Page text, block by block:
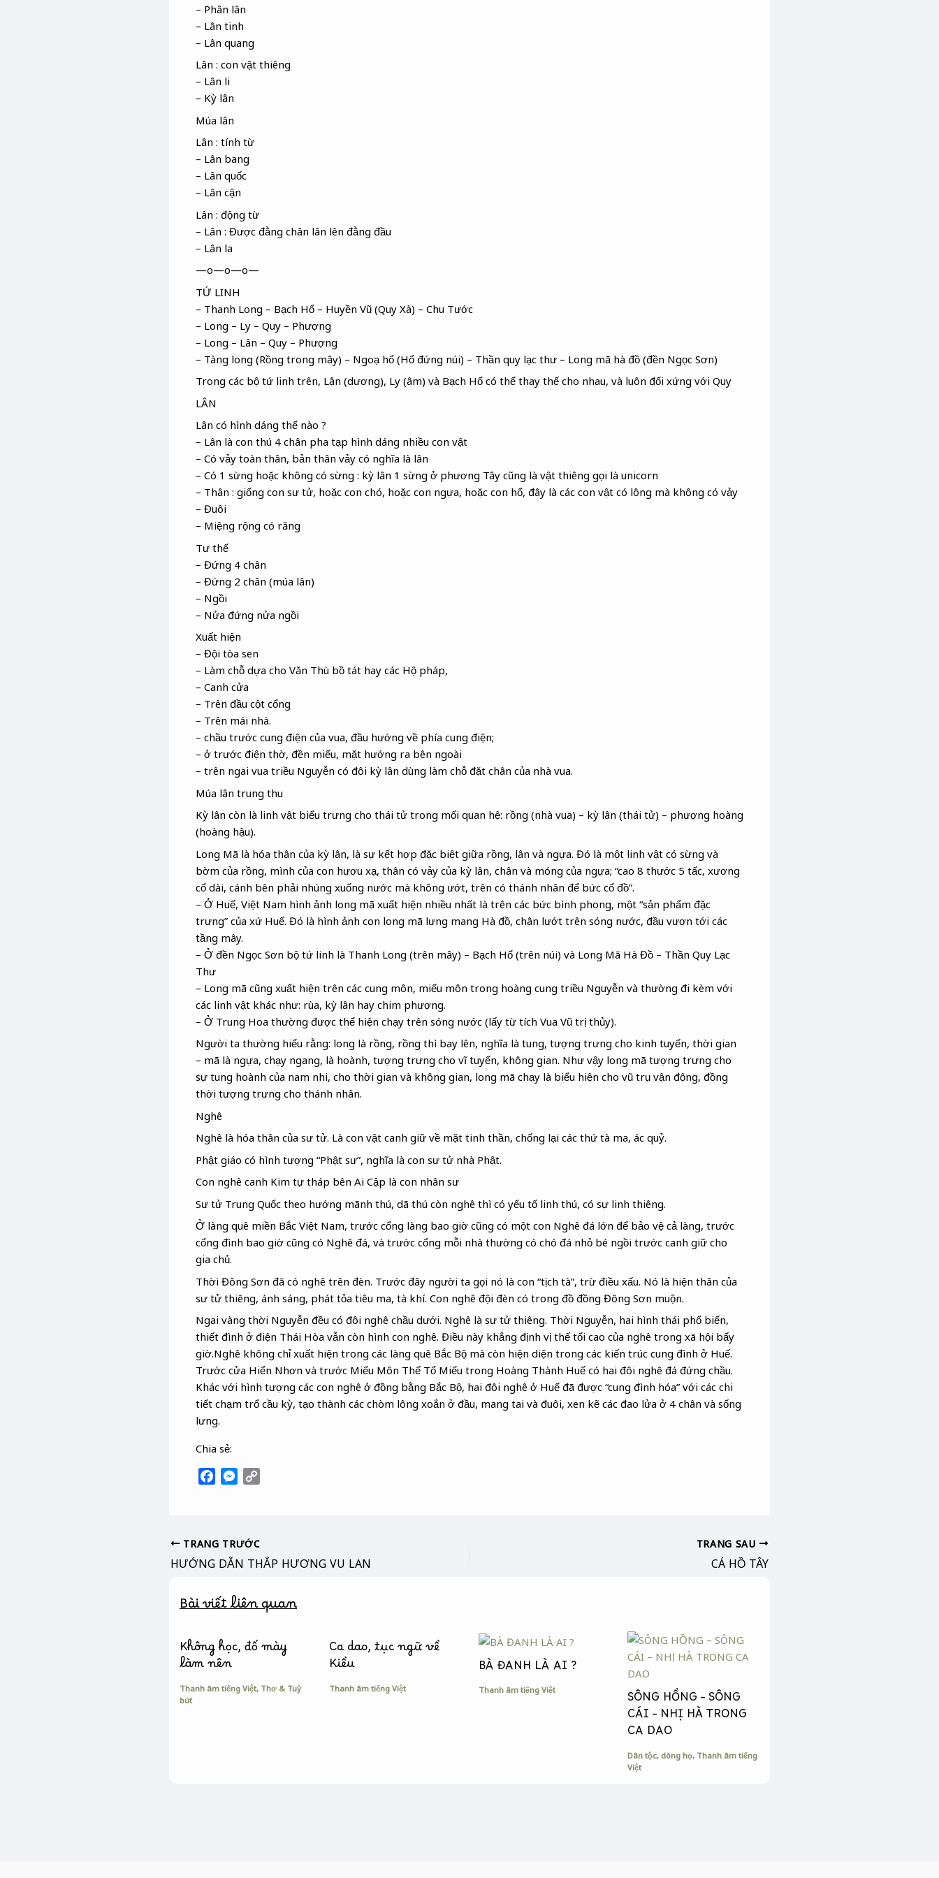
– Phân lân
– Lân tinh
– Lân quang
Lân : con vật thiêng
– Lân li
– Kỳ lân
Múa lân
Lân : tính từ
– Lân bang
– Lân quốc
– Lân cận
Lân : động từ
– Lân : Được đằng chân lân lên đằng đầu
– Lân la
—o—o—o—
TỨ LINH
– Thanh Long – Bạch Hổ – Huyền Vũ (Quy Xà) – Chu Tước
– Long – Ly – Quy – Phượng
– Long – Lân – Quy – Phượng
– Tàng long (Rồng trong mây) – Ngoạ hổ (Hổ đứng núi) – Thần quy lạc thư – Long mã hà đồ (đền Ngọc Sơn)
Trong các bộ tứ linh trên, Lân (dương), Ly (âm) và Bạch Hổ có thể thay thế cho nhau, và luôn đối xứng với Quy
LÂN
Lân có hình dáng thế nào ?
– Lân là con thú 4 chân pha tạp hình dáng nhiều con vật
– Có vảy toàn thân, bản thân vảy có nghĩa là lân
– Có 1 sừng hoặc không có sừng : kỳ lân 1 sừng ở phương Tây cũng là vật thiêng gọi là unicorn
– Thân : giống con sư tử, hoặc con chó, hoặc con ngựa, hoặc con hổ, đây là các con vật có lông mà không có vảy
– Đuôi
– Miệng rộng có răng
Tư thế
– Đứng 4 chân
– Đứng 2 chân (múa lân)
– Ngồi
– Nửa đứng nửa ngồi
Xuất hiện
– Đội tòa sen
– Làm chỗ dựa cho Văn Thù bồ tát hay các Hộ pháp,
– Canh cửa
– Trên đầu cột cổng
– Trên mái nhà.
– chầu trước cung điện của vua, đầu hướng về phía cung điện;
– ở trước điện thờ, đền miếu, mặt hướng ra bên ngoài
– trên ngai vua triều Nguyễn có đôi kỳ lân dùng làm chỗ đặt chân của nhà vua.
Múa lân trung thu
Kỳ lân còn là linh vật biểu trưng cho thái tử trong mối quan hệ: rồng (nhà vua) – kỳ lân (thái tử) – phượng hoàng
(hoàng hậu).
Long Mã là hóa thân của kỳ lân, là sự kết hợp đặc biệt giữa rồng, lân và ngựa. Đó là một linh vật có sừng và
bờm của rồng, mình của con hươu xạ, thân có vảy của kỳ lân, chân và móng của ngựa; “cao 8 thước 5 tấc, xương
cổ dài, cánh bên phải nhúng xuống nước mà không ướt, trên có thánh nhân để bức cổ đồ”.
– Ở Huế, Việt Nam hình ảnh long mã xuất hiện nhiều nhất là trên các bức bình phong, một “sản phẩm đặc
trưng” của xứ Huế. Đó là hình ảnh con long mã lưng mang Hà đồ, chân lướt trên sóng nước, đầu vươn tới các
tầng mây.
– Ở đền Ngọc Sơn bộ tứ linh là Thanh Long (trên mây) – Bạch Hổ (trên núi) và Long Mã Hà Đồ – Thần Quy Lạc
Thư
– Long mã cũng xuất hiện trên các cung môn, miếu môn trong hoàng cung triều Nguyễn và thường đi kèm với
các linh vật khác như: rùa, kỳ lân hay chim phượng.
– Ở Trung Hoa thường được thể hiện chạy trên sóng nước (lấy từ tích Vua Vũ trị thủy).
Người ta thường hiểu rằng: long là rồng, rồng thì bay lên, nghĩa là tung, tượng trưng cho kinh tuyến, thời gian
– mã là ngựa, chạy ngang, là hoành, tượng trưng cho vĩ tuyến, không gian. Như vậy long mã tượng trưng cho
sự tung hoành của nam nhi, cho thời gian và không gian, long mã chạy là biểu hiện cho vũ trụ vận động, đồng
thời tượng trưng cho thánh nhân.
Nghê
Nghê là hóa thân của sư tử. Là con vật canh giữ về mặt tinh thần, chống lại các thứ tà ma, ác quỷ.
Phật giáo có hình tượng “Phật sư”, nghĩa là con sư tử nhà Phật.
Con nghê canh Kim tự tháp bên Ai Cập là con nhân sư
Sư tử Trung Quốc theo hướng mãnh thú, dã thú còn nghê thì có yếu tố linh thú, có sự linh thiêng.
Ở làng quê miền Bắc Việt Nam, trước cổng làng bao giờ cũng có một con Nghê đá lớn để bảo vệ cả làng, trước
cổng đình bao giờ cũng có Nghê đá, và trước cổng mỗi nhà thường có chó đá nhỏ bé ngồi trước canh giữ cho
gia chủ.
Thời Đông Sơn đã có nghê trên đèn. Trước đây người ta gọi nó là con “tịch tà”, trừ điều xấu. Nó là hiện thân của
sư tử thiêng, ánh sáng, phát tỏa tiêu ma, tà khí. Con nghê đội đèn có trong đồ đồng Đông Sơn muộn.
Ngai vàng thời Nguyễn đều có đôi nghê chầu dưới. Nghê là sư tử thiêng. Thời Nguyễn, hai hình thái phổ biến,
thiết đình ở điện Thái Hòa vẫn còn hình con nghê. Điều này khẳng định vị thế tối cao của nghê trong xã hội bấy
giờ.Nghê không chỉ xuất hiện trong các làng quê Bắc Bộ mà còn hiện diện trong các kiến trúc cung đình ở Huế.
Trước cửa Hiển Nhơn và trước Miếu Môn Thế Tổ Miếu trong Hoàng Thành Huế có hai đôi nghê đá đứng chầu.
Khác với hình tượng các con nghê ở đồng bằng Bắc Bộ, hai đôi nghê ở Huế đã được “cung đình hóa” với các chi
tiết chạm trổ cầu kỳ, tạo thành các chòm lông xoắn ở đầu, mang tai và đuôi, xen kẽ các đao lửa ở 4 chân và sống
lưng.
Chia sẻ:
b
o
k
M
e
n
e
r
L
i
TRANG TRƯỚC
HƯỚNG DẪN THẮP HƯƠNG VU LAN
TRANG SAU
CÁ HỒ TÂY
Bài viết liên quan
Không học, đố mày
làm nên
Thanh âm tiếng Việt, Thơ & Tuỳ
bút
Ca dao, tục ngữ về
Kiều
Thanh âm tiếng Việt
BÀ ĐANH LÀ AI ?
Thanh âm tiếng Việt SÔNG HỒNG – SÔNG
CÁI – NHỊ HÀ TRONG
CA DAO
Dân tộc, dòng họ, Thanh âm tiếng
Việt